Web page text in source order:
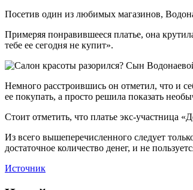
Посетив один из любимых магазинов,
Примеряя понравившееся платье, она
тебе ее сегодня не купит».
Немного расстроившись он отметил, что и
ее покупать, а просто решила показать
Стоит отметить, что платье экс-участница
Из всего вышеперечисленного следует
достаточное количество денег, и не
Источник